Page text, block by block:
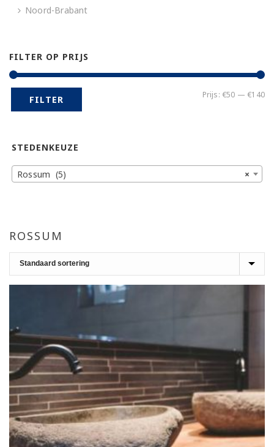
ROSSUM
Noord-Brabant
FILTER OP PRIJS
FILTER Prijs: €50 —€140
STEDENKEUZE
×
Rossum (5)